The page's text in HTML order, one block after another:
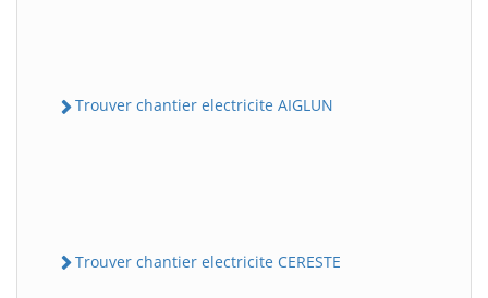
Trouver chantier electricite AIGLUN
Trouver chantier electricite CERESTE